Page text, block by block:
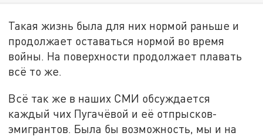
Такая жизнь была для них нормой раньше и
продолжает оставаться нормой во время
войны. На поверхности продолжает плавать
всё то же.
Всё так же в наших СМИ обсуждается
каждый чих Пугачёвой и её отпрысков-
эмигрантов. Была бы возможность, мы и на